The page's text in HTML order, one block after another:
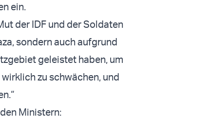
ein.
der IDF und der Soldaten
sondern auch aufgrund
geleistet haben, um
zu schwächen, und
Ministern: